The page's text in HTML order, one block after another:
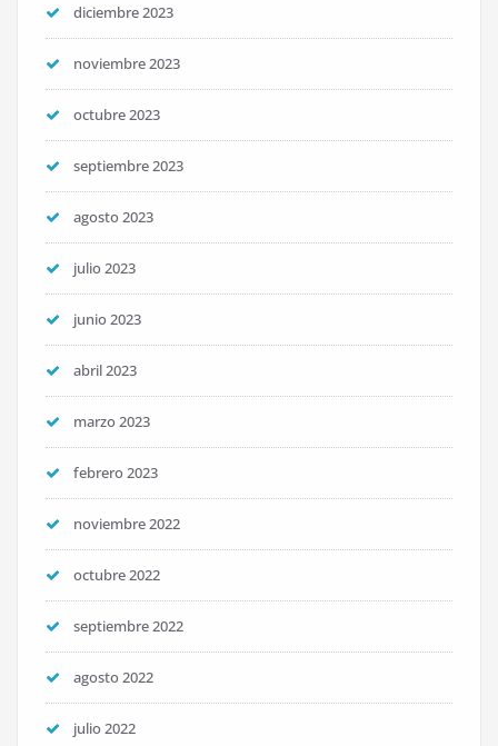
diciembre 2023
noviembre 2023
octubre 2023
septiembre 2023
agosto 2023
julio 2023
junio 2023
abril 2023
marzo 2023
febrero 2023
noviembre 2022
octubre 2022
septiembre 2022
agosto 2022
julio 2022